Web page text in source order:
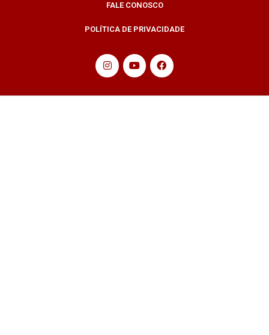
FALE CONOSCO
POLÍTICA DE PRIVACIDADE